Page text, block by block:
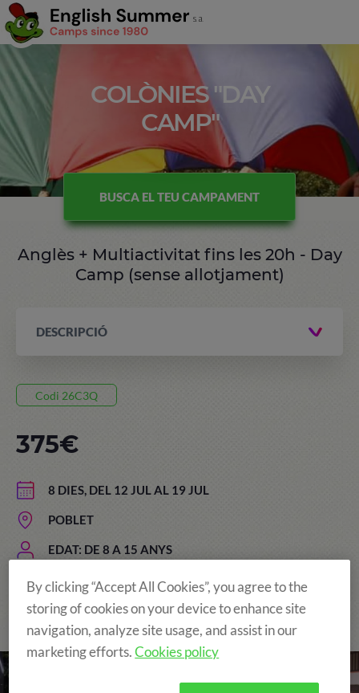
COLÒNIES "DAY
CAMP"
BUSCA EL TEU CAMPAMENT
Anglès + Multiactivitat fins les 20h - Day
Camp (sense allotjament)
DESCRIPCIÓ
Codi 26C3Q
8 DIES, DEL 12 JUL AL 19 JUL
POBLET
EDAT: DE 8 A 15 ANYS
375€
The Original and still the Best!
By clicking “Accept All Cookies”, you agree to the
storing of cookies on your device to enhance site
navigation, analyze site usage, and assist in our
marketing efforts.Cookies policy